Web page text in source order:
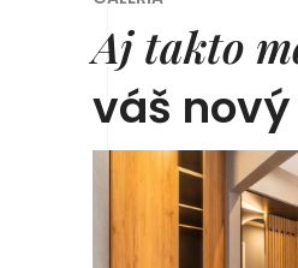
Aj takto
váš